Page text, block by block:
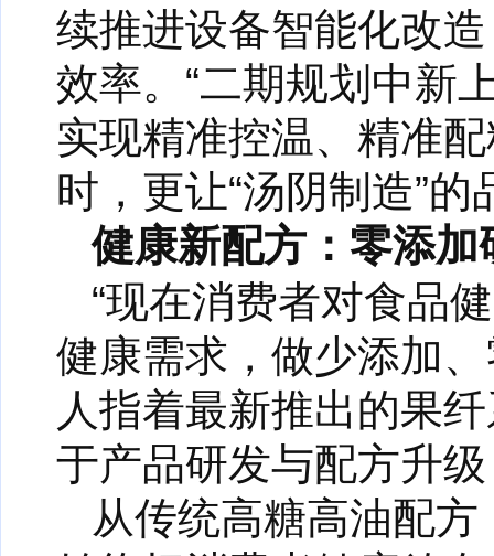
续推进设备智能化改
效率。“二期规划中新
实现精准控温、精准
时，更让“汤阴制造”
健康新配方：零添
“现在消费者对食品
健康需求，做少添加
人指着最新推出的果
于产品研发与配方升
从传统高糖高油配